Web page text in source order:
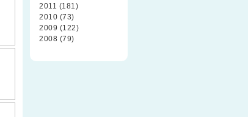
2011 (181)
2010 (73)
2009 (122)
2008 (79)